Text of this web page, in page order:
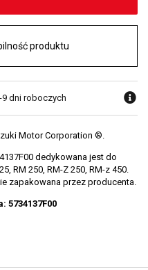
produktu
9 dni roboczych
Motor Corporation ®.
dedykowana jest do
RM 250, RM-Z 250, RM-z 450.
zapakowana przez producenta.
5734137F00